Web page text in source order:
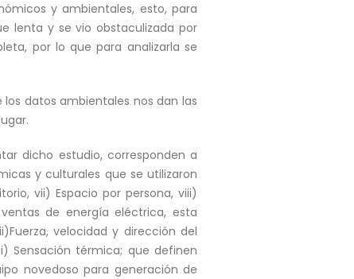
y ambientales, esto, para
lenta y se vio obstaculizada por
por lo que para analizarla se
datos ambientales nos dan las
dicho estudio, corresponden a
y culturales que se utilizaron
vii) Espacio por persona, viii)
de energía eléctrica, esta
velocidad y dirección del
Sensación térmica; que definen
novedoso para generación de